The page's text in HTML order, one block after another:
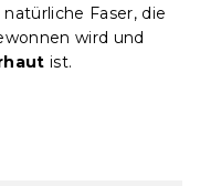
Faser, die
wird und
ist.